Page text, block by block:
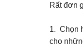
Rất đơn
1. Chọn
cho